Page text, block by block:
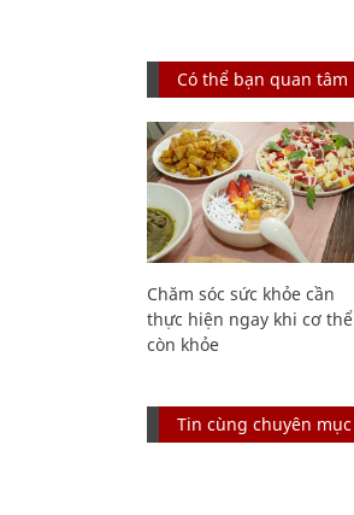
Có thể bạn quan tâm
Chăm sóc sức khỏe cần
thực hiện ngay khi cơ thể
còn khỏe
Tin cùng chuyên mục